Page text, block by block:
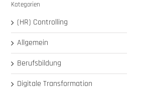
Kategorien
(HR) Controlling
Allgemein
Berufsbildung
Digitale Transformation